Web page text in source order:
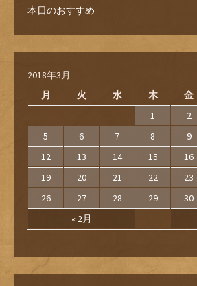
本日のおすすめ
2018年3月
月
火 水 木 金
« 2月
1 2
5
6 7 8 9
12
13 14 15 16
19
20 21 22 23
26
27 28 29 30